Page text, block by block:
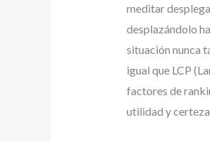
meditar
desplazándolo
situación nunca
igual que LCP
factores de
utilidad y